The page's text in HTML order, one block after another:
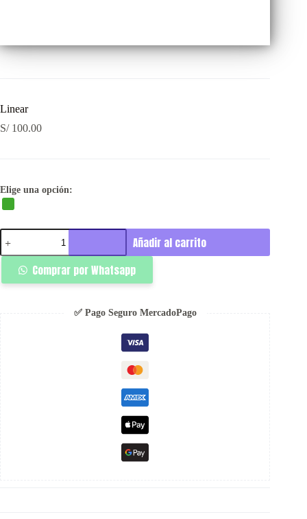
Linear
S/100.00
Elige una opción:
Linear
cantidad
Añadir al carrito
Comprar por Whatsapp
✅ Pago Seguro MercadoPago